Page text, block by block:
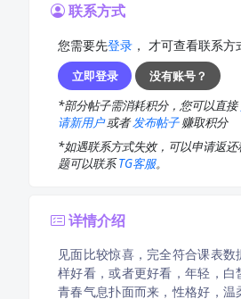
联系方式
您需要先登录 ， 才可查看联系方
立即登录
没有账号？
*部分帖子需消耗积分，您可以直接
请新用户或者发布帖子赚取积分
*如遇联系方式失效，可以申请返
题可以联系TG客服。
详情介绍
见面比较惊喜，完全符合课表数
样好看，或者更好看，年轻，白
青春气息扑面而来，性格好，温